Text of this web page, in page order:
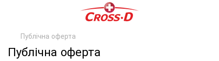
Публічна оферта
Публічна оферта